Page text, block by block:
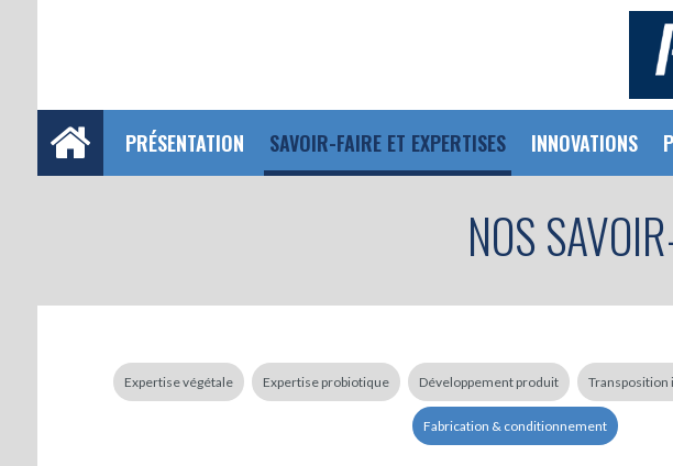
PRÉSENTATION SAVOIR-FAIRE ET EXPERTISES INNOVATIONS
NOS
Expertise végétale Expertise probiotique Développement produit
Fabrication & conditionnement